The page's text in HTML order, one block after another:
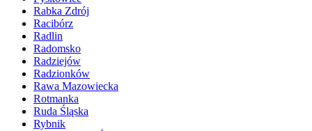
Rabka Zdrój
Racibórz
Radlin
Radomsko
Radziejów
Radzionków
Rawa Mazowiecka
Rotmanka
Ruda Śląska
Rybnik